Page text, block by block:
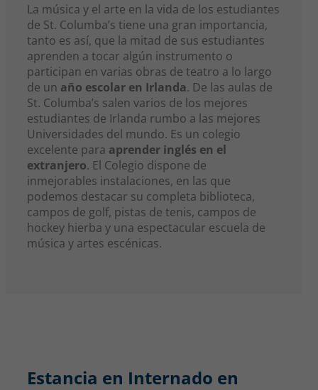
La música y el arte en la vida de los estudiantes
de St. Columba’s tiene una gran importancia,
tanto es así, que la mitad de sus estudiantes
aprenden a tocar algún instrumento o
participan en varias obras de teatro a lo largo
de un año escolar en Irlanda. De las aulas de
St. Columba’s salen varios de los mejores
estudiantes de Irlanda rumbo a las mejores
Universidades del mundo. Es un colegio
excelente para aprender inglés en el
extranjero. El Colegio dispone de
inmejorables instalaciones, en las que
podemos destacar su completa biblioteca,
campos de golf, pistas de tenis, campos de
hockey hierba y una espectacular escuela de
música y artes escénicas.
Estancia en Internado en